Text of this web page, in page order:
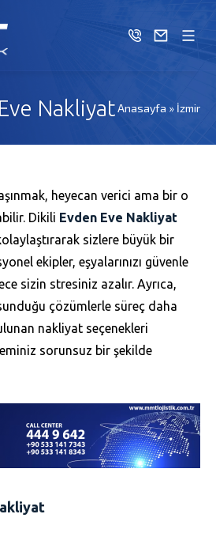
NakliyatAnasayfa » İzmir
heyecan verici ama bir o
Dikili Evden Eve Nakliyat
sizlere büyük bir
ekipler, eşyalarınızı güvenle
sizin stresiniz azalır. Ayrıca,
çözümlerle süreç daha
nakliyat seçenekleri
sorunsuz bir şekilde